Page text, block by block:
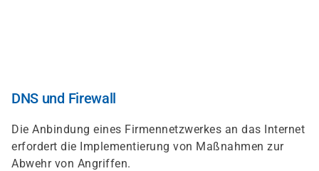
DNS und Firewall
Die Anbindung eines Firmennetzwerkes an das Internet
erfordert die Implementierung von Maßnahmen zur
Abwehr von Angriffen.